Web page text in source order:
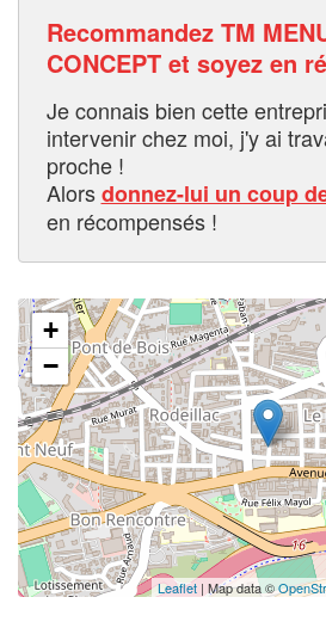
Recommandez TM
CONCEPT et soyez en
Je connais bien cette
intervenir chez moi, j'y ai
proche !
Alorsdonnez-lui un coup
en récompensés !
+
−
Leaflet | Map data ©